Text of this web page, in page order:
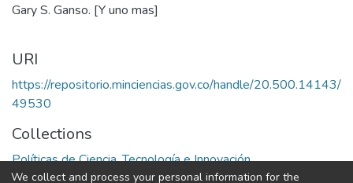
Gary S. Ganso. [Y uno mas]
URI
https://repositorio.minciencias.gov.co/handle/20.500.14143/
49530
Collections
Políticas de Ciencia, Tecnología e Innovación
We collect and process your personal information for the